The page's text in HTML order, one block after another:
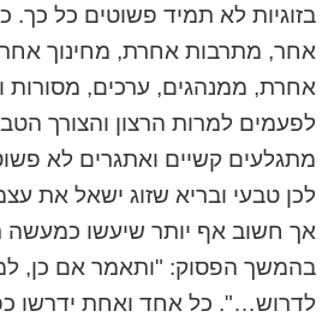
בזוגיות לא תמיד פשוטים כל
אחר, מתרבות אחרת, מחינוך
אחרת, ממנהגים, ערכים, מסורות
לפעמים למרות הרצון והצורך
מתגלעים קשיים ואתגרים לא
לכן טבעי ובריא שזוג ישאל את
אך חשוב אף יותר שיעשו
בהמשך הפסוק: "ותאמר אם כן,
לדרוש…". כל אחד ואחת ידרשו